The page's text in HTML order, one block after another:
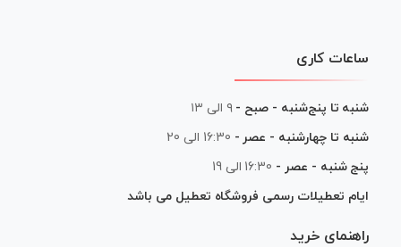
ساعات کاری
شنبه تا پنج‌شنبه - صبح - ۹ الی ۱۳
شنبه تا چهارشنبه - عصر - 16:30 الی 20
پنج شنبه - عصر - 16:30 الی 19
ایام تعطیلات رسمی فروشگاه تعطیل می باشد
راهنمای خرید